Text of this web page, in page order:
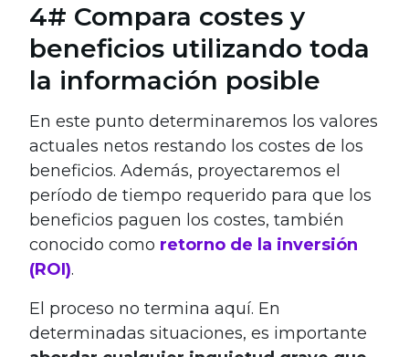
4# Compara costes y
beneficios utilizando toda
la información posible
En este punto determinaremos los valores
actuales netos restando los costes de los
beneficios. Además, proyectaremos el
período de tiempo requerido para que los
beneficios paguen los costes, también
conocido como retorno de la inversión
(ROI).
El proceso no termina aquí. En
determinadas situaciones, es importante